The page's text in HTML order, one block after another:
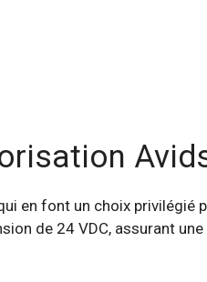
en font un choix privilégié
de 24 VDC, assurant